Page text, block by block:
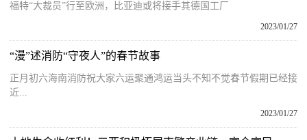
福特“大裁员”行至欧洲，比亚迪或将接手其德国工厂
2023/01/27
“漫”述消防“守夜人”的春节故事
正月初六海南消防祝大家六运聚通鸿运当头不知不觉春节假期已经接
近...
2023/01/27